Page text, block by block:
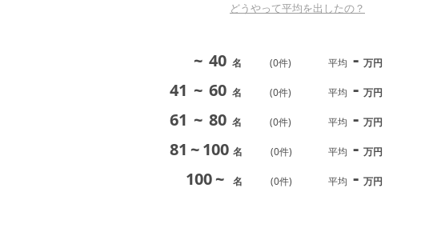
どうやって平均を出したの？
~ 40 名 (0件) 平均 - 万円
41 ~ 60 名 (0件) 平均 - 万円
61 ~ 80 名 (0件) 平均 - 万円
81 ~ 100 名 (0件) 平均 - 万円
100~ 名 (0件) 平均 - 万円